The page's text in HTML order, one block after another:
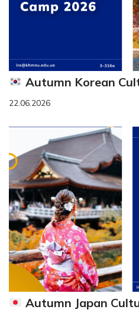
Autumn Korean
22.06.2026
Autumn Japan